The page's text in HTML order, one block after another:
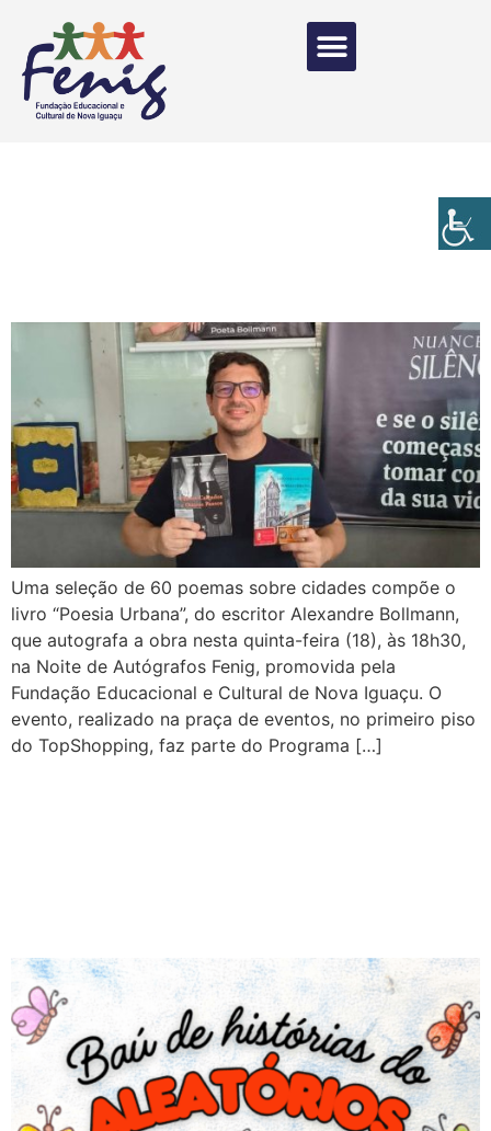
Uma seleção de 60 poemas sobre cidades compõe o
livro “Poesia Urbana”, do escritor Alexandre Bollmann,
que autografa a obra nesta quinta-feira (18), às 18h30,
na Noite de Autógrafos Fenig, promovida pela
Fundação Educacional e Cultural de Nova Iguaçu. O
evento, realizado na praça de eventos, no primeiro piso
do TopShopping, faz parte do Programa […]